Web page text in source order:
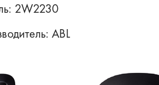
рихтовка,
2W2230
ABL